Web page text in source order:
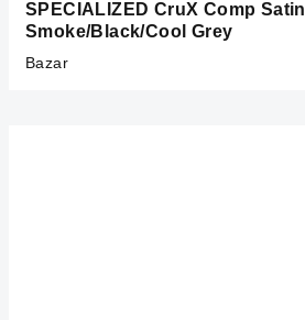
SPECIALIZED CruX Comp Satin
Smoke/Black/Cool Grey
Bazar